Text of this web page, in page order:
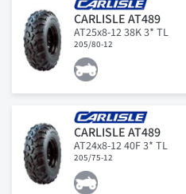
CARLISLE AT489
AT25x8-12 38K 3* TL
205/80-12
CARLISLE AT489
AT24x8-12 40F 3* TL
205/75-12